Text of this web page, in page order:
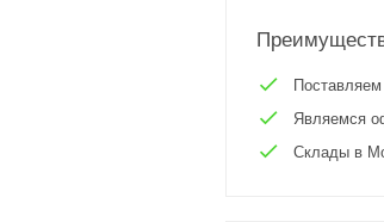
Являемся
Склады в